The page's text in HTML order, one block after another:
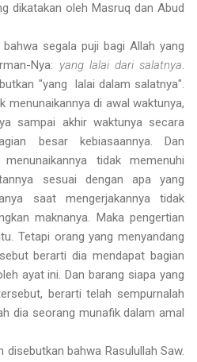
dikatakan oleh Masruq dan Abud
segala puji bagi Allah yang
Nya: yang lalai dari salatnya.
"yang lalai dalam salatnya".
menunaikannya di awal waktunya,
sampai akhir waktunya secara
besar kebiasaannya. Dan
tidak memenuhi
sesuai dengan apa yang
saat mengerjakannya tidak
maknanya. Maka pengertian
Tetapi orang yang menyandang
berarti dia mendapat bagian
ayat ini. Dan barang siapa yang
berarti telah sempurnalah
dia seorang munafik dalam amal
disebutkan bahwa Rasulullah Saw.